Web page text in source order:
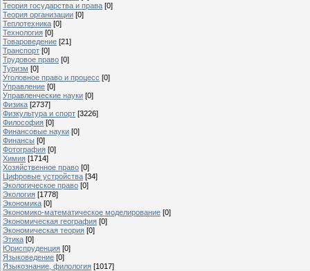
Теория государства и права [0]
Теория организации [0]
Теплотехника [0]
Технология [0]
Товароведение [21]
Транспорт [0]
Трудовое право [0]
Туризм [0]
Уголовное право и процесс [0]
Управление [0]
Управленческие науки [0]
Физика [2737]
Физкультура и спорт [3226]
Философия [0]
Финансовые науки [0]
Финансы [0]
Фотография [0]
Химия [1714]
Хозяйственное право [0]
Цифровые устройства [34]
Экологическое право [0]
Экология [1778]
Экономика [0]
Экономико-математическое моделирование [0]
Экономическая география [0]
Экономическая теория [0]
Этика [0]
Юриспруденция [0]
Языковедение [0]
Языкознание, филология [1017]